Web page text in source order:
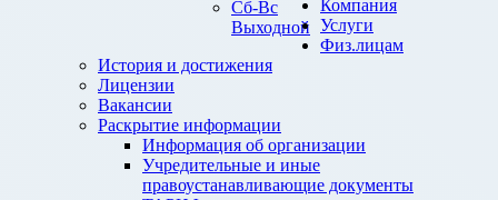
Сб-Вс
Выходной
Компания
История и достижения
Лицензии
Вакансии
Раскрытие информации
Информация об организации
Учредительные и иные
правоустанавливающие документы
Услуги
Физ.лицам